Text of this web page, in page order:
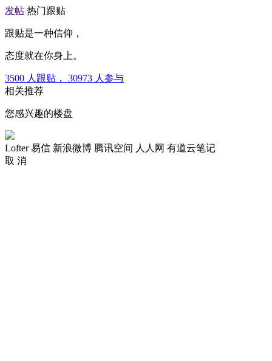
发帖 热门跟贴
跟贴是一种信仰，
态度就在你身上。
3500 人跟贴， 30973 人参与
相关推荐
您感兴趣的楼盘
Lofter 易信 新浪微博 腾讯空间 人人网 有道云笔记
取 消